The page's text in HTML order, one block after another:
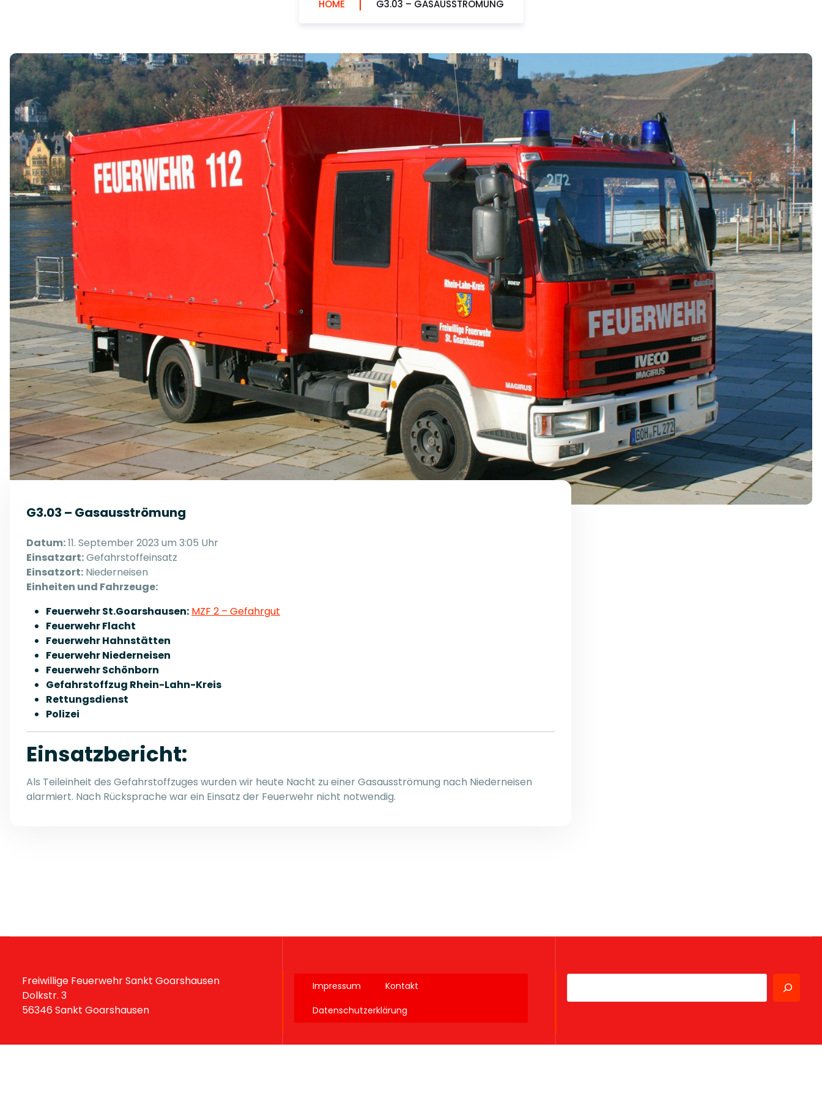
HOME G3.03 – GASAUSSTRÖMUNG
G3.03 – Gasausströmung
Datum:11. September 2023 um 3:05 Uhr
Einsatzart:Gefahrstoffeinsatz
Einsatzort: Niederneisen
Einheiten und Fahrzeuge:
Feuerwehr St.Goarshausen: MZF 2 – Gefahrgut
Feuerwehr Flacht
Feuerwehr Hahnstätten
Feuerwehr Niederneisen
Feuerwehr Schönborn
Gefahrstoffzug Rhein-Lahn-Kreis
Rettungsdienst
Polizei
Einsatzbericht:
Als Teileinheit des Gefahrstoffzuges wurden wir heute Nacht zu einer Gasausströmung nach Niederneisen
alarmiert. Nach Rücksprache war ein Einsatz der Feuerwehr nicht notwendig.
Freiwillige Feuerwehr Sankt Goarshausen
Dolkstr. 3
56346 Sankt Goarshausen
Impressum
Kontakt
Datenschutzerklärung